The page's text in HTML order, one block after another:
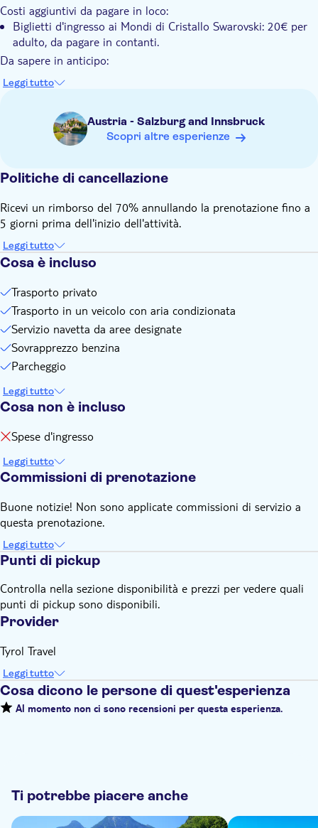
Costi aggiuntivi da pagare in loco:
Biglietti d'ingresso ai Mondi di Cristallo Swarovski: 20€ per
adulto, da pagare in contanti.
Da sapere in anticipo:
La consegna avviene a Salisburgo. È possibile rimanere a
Salisburgo dopo il tour dei Mondi di Cristallo Swarvoski e
Il prezzo si intende per gruppo. Le auto possono ospitare
fino a 3 persone, mentre i furgoni possono trasportare fino
L'itinerario è flessibile e può essere adattato alle vostre
Ricordate di portare con voi:
Un passaporto valido con un visto Schengen valido (se
richiesto) o un documento d'identità dell'UE.
Leggi tutto
Austria - Salzburg and Innsbruck
Scopri altre esperienze
Politiche di cancellazione
Ricevi un rimborso del 70% annullando la prenotazione fino a
5 giorni prima dell'inizio dell'attività.
Leggi tutto
Cosa è incluso
Trasporto privato
Trasporto in un veicolo con aria condizionata
Servizio navetta da aree designate
Sovrapprezzo benzina
Parcheggio
Leggi tutto
Cosa non è incluso
Spese d'ingresso
Leggi tutto
Commissioni di prenotazione
Buone notizie! Non sono applicate commissioni di servizio a
questa prenotazione.
Leggi tutto
Punti di pickup
Controlla nella sezione disponibilità e prezzi per vedere quali
punti di pickup sono disponibili.
Provider
Tyrol Travel
Leggi tutto
Cosa dicono le persone di quest'esperienza
Al momento non ci sono recensioni per questa esperienza.
Ti potrebbe piacere anche